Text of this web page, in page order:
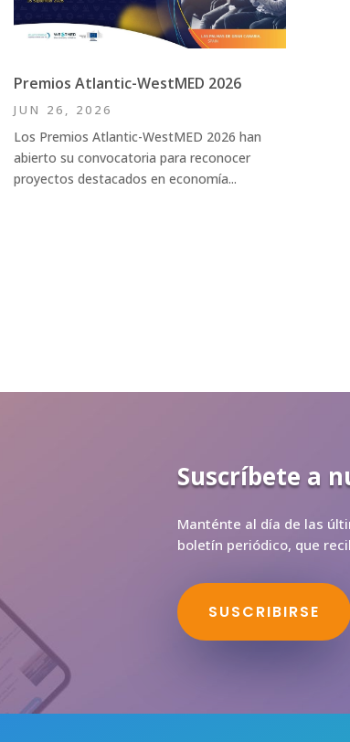
Premios Atlantic-WestMED 2026
JUN 26, 2026
Los Premios Atlantic-WestMED 2026 han
abierto su convocatoria para reconocer
proyectos destacados en economía...
Suscríbete a
Manténte al día de las
boletín periódico, que
SUSCRIBIRSE